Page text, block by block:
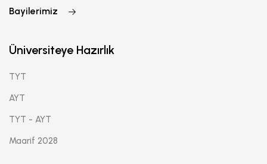
Bayilerimiz
Üniversiteye Hazırlık
TYT
AYT
TYT - AYT
Maarif 2028